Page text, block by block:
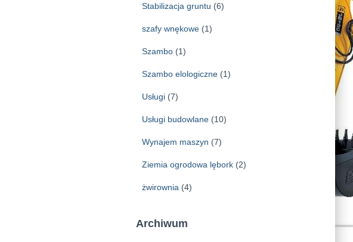
Stabilizacja gruntu (6)
szafy wnękowe(1)
Szambo(1)
Szambo elologiczne(1)
Usługi(7)
Usługi budowlane(10)
Wynajem maszyn (7)
Ziemia ogrodowa lębork(2)
żwirownia (4)
Archiwum